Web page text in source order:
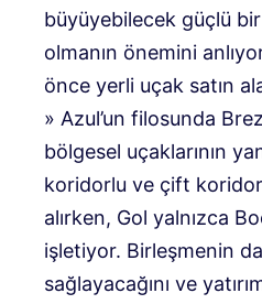
büyüyebilecek güçlü
olmanın önemini
önce yerli uçak satın
» Azul’un filosunda
bölgesel uçaklarının
koridorlu ve çift
alırken, Gol yalnızca
işletiyor. Birleşmenin
sağlayacağını ve